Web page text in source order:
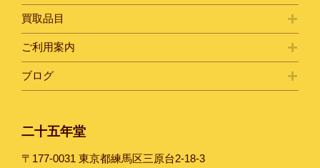
買取品目
ご利用案内
ブログ
二十五年堂
〒177-0031 東京都練馬区三原台2-18-3